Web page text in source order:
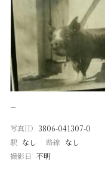
−
写真ID 3806-041307-0
駅 なし 路線 なし
撮影日 不明